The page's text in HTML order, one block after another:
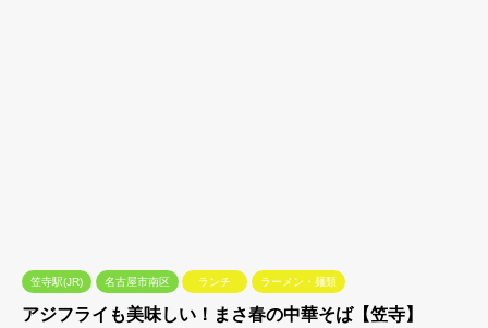
笠寺駅(JR) 名古屋市南区 ランチ ラーメン・麺類
アジフライも美味しい！まさ春の中華そば【笠寺】